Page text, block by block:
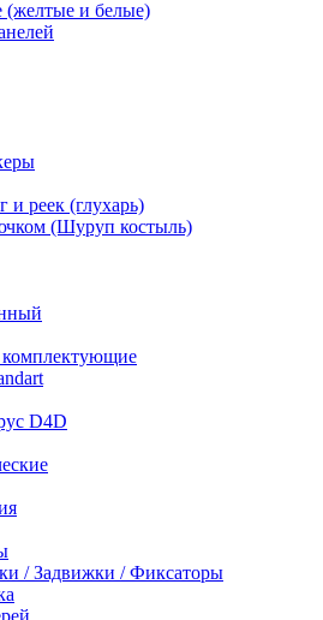
(желтые и белые)
и реек (глухарь)
(Шуруп костыль)
D4D
/ Задвижки / Фиксаторы